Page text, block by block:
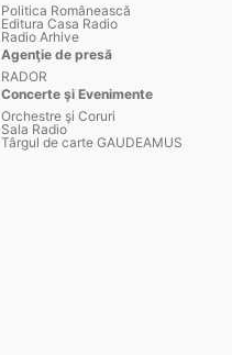
Politica Românească
Editura Casa Radio
Radio Arhive
Agenţie de presă
RADOR
Concerte şi Evenimente
Orchestre şi Coruri
Sala Radio
Târgul de carte GAUDEAMUS